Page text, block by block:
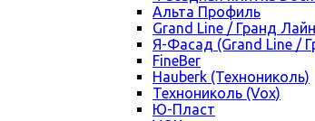
Альта Профиль
Grand Line / Гранд Лайн
Я-Фасад (Grand Line /
FineBer
Hauberk (Технониколь)
Технониколь (Vox)
Ю-Пласт